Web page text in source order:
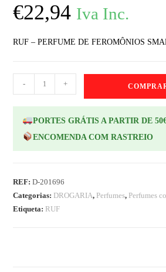
€22,94 Iva Inc.
RUF – PERFUME DE FEROMÔNIOS
- +
PORTES GRÁTIS A PARTIR DE
ENCOMENDA COM RASTREIO
REF:D-201696
Categorias: DROGARIA, Perfumes, Perfumes
Etiqueta: RUF